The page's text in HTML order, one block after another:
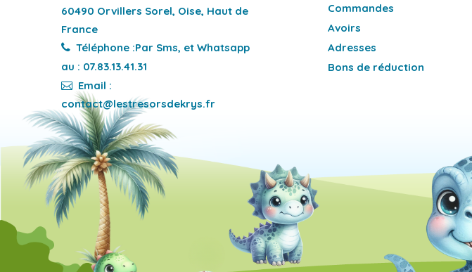
60490 Orvillers Sorel, Oise, Haut de
France
Téléphone :Par Sms, et Whatsapp
au : 07.83.13.41.31
Email :
contact@lestresorsdekrys.fr
Commandes
Avoirs
Adresses
Bons de réduction